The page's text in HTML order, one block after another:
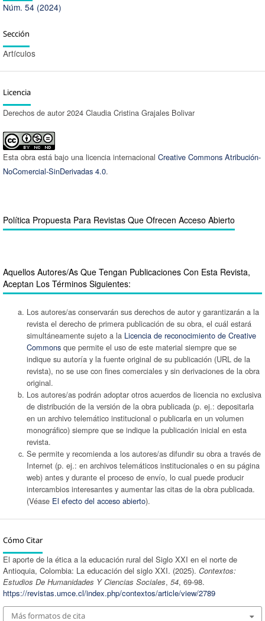
Núm. 54 (2024)
Sección
Artículos
Licencia
Derechos de autor 2024 Claudia Cristina Grajales Bolivar
Esta obra está bajo una licencia internacional Creative Commons Atribución-
NoComercial-SinDerivadas 4.0.
Política Propuesta Para Revistas Que Ofrecen Acceso Abierto
Aquellos Autores/as Que Tengan Publicaciones Con Esta Revista,
Aceptan Los Términos Siguientes:
Los autores/as conservarán sus derechos de autor y garantizarán a la
revista el derecho de primera publicación de su obra, el cuál estará
simultáneamente sujeto a la Licencia de reconocimiento de Creative
Commonsque permite el uso de este material siempre que se
indique su autoría y la fuente original de su publicación (URL de la
revista), no se use con fines comerciales y sin derivaciones de la obra
original.
Los autores/as podrán adoptar otros acuerdos de licencia no exclusiva
de distribución de la versión de la obra publicada (p. ej.: depositarla
en un archivo telemático institucional o publicarla en un volumen
monográfico) siempre que se indique la publicación inicial en esta
revista.
Se permite y recomienda a los autores/as difundir su obra a través de
Internet (p. ej.: en archivos telemáticos institucionales o en su página
web) antes y durante el proceso de envío, lo cual puede producir
intercambios interesantes y aumentar las citas de la obra publicada.
(Véase El efecto del acceso abierto).
Cómo Citar
El aporte de la ética a la educación rural del Siglo XXI en el norte de
Antioquia, Colombia: La educación del siglo XXI. (2025). Contextos:
Estudios De Humanidades Y Ciencias Sociales, 54, 69-98.
https://revistas.umce.cl/index.php/contextos/article/view/2789
Más formatos de cita